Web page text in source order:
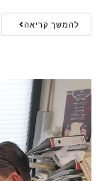
להמשך קריאה